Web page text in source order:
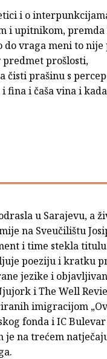
i o
i upitnikom, premda
vraga meni to nije
predmet prošlosti,
čisti prašinu s
fina i čaša vina i
u Sarajevu, a
na Sveučilištu
i time stekla titulu
poeziju i kratku
jezike i
i The Well
imigracijom
fonda i IC Bulevar
je na trećem